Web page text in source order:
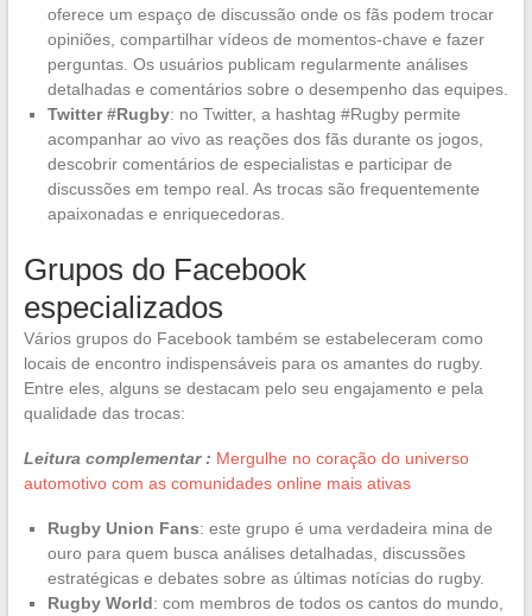
oferece um espaço de discussão onde os fãs podem trocar
opiniões, compartilhar vídeos de momentos-chave e fazer
perguntas. Os usuários publicam regularmente análises
detalhadas e comentários sobre o desempenho das equipes.
Twitter #Rugby: no Twitter, a hashtag #Rugby permite
acompanhar ao vivo as reações dos fãs durante os jogos,
descobrir comentários de especialistas e participar de
discussões em tempo real. As trocas são frequentemente
apaixonadas e enriquecedoras.
Grupos do Facebook
especializados
Vários grupos do Facebook também se estabeleceram como
locais de encontro indispensáveis para os amantes do rugby.
Entre eles, alguns se destacam pelo seu engajamento e pela
qualidade das trocas:
Leitura complementar : Mergulhe no coração do universo
automotivo com as comunidades online mais ativas
Rugby Union Fans: este grupo é uma verdadeira mina de
ouro para quem busca análises detalhadas, discussões
estratégicas e debates sobre as últimas notícias do rugby.
Rugby World: com membros de todos os cantos do mundo,